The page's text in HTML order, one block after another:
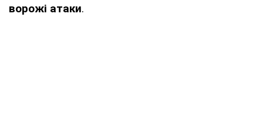
ворожі атаки.